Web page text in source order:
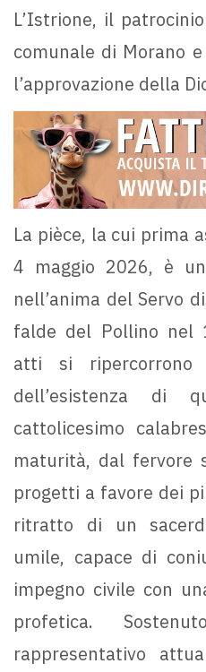
L’Istrione, il
comunale di Morano
l’approvazione della
La pièce, la cui prima
4 maggio 2026, è
nell’anima del Servo
falde del Pollino nel
atti si ripercorrono
dell’esistenza di
cattolicesimo
maturità, dal fervore
progetti a favore dei
ritratto di un
umile, capace di
impegno civile con
profetica.
rappresentativo